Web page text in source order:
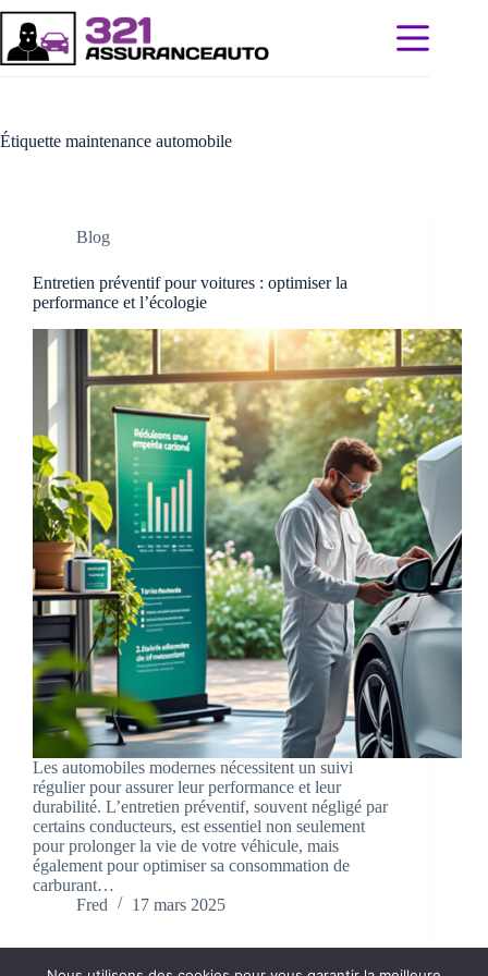
Passer
contenu
Étiquette maintenance automobile
Blog
Entretien préventif pour voitures : optimiser la
performance et l’écologie
Les automobiles modernes nécessitent un suivi
régulier pour assurer leur performance et leur
durabilité. L’entretien préventif, souvent négligé par
certains conducteurs, est essentiel non seulement
pour prolonger la vie de votre véhicule, mais
également pour optimiser sa consommation de
carburant…
Fred
17 mars 2025